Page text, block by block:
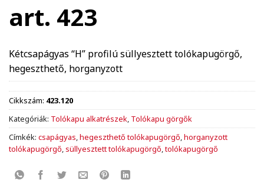
art. 423
Kétcsapágyas “H” profilú süllyesztett tolókapugörgő,
hegeszthető, horganyzott
Cikkszám: 423.120
Kategóriák: Tolókapu alkatrészek, Tolókapu görgők
Címkék: csapágyas,hegeszthető tolókapugörgő,horganyzott
tolókapugörgő,süllyesztett tolókapugörgő,tolókapugörgő